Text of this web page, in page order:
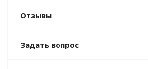
Отзывы
Задать вопрос